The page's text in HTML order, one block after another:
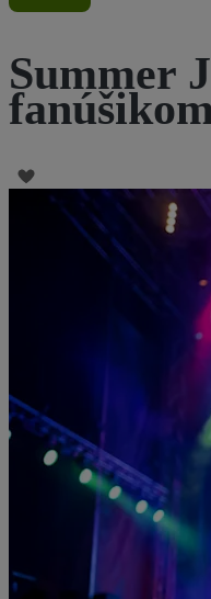
Summer